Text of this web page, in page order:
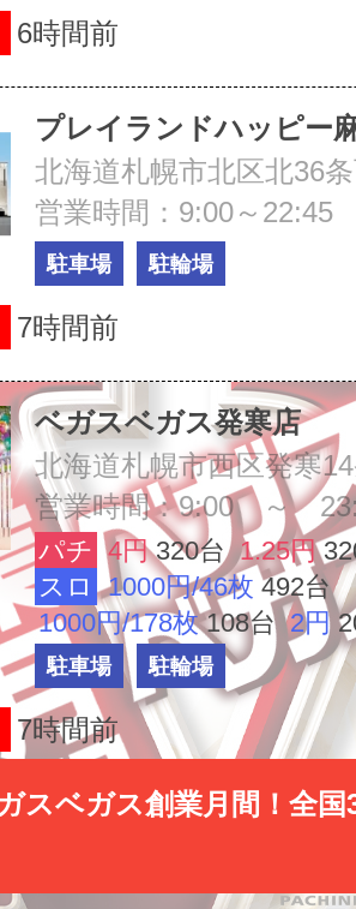
6時間前
プレイランドハッピー
営業時間：9:00～22:45
駐車場 駐輪場
7時間前
ベガスベガス発寒店
北海道札幌市西区発寒
営業時間：9:00 ～
パチ 4円 320台 1.25円
スロ
1000円/46枚 492台
1000円/178枚 108台 2円
駐車場 駐輪場
7時間前
スベガス創業月間！全国